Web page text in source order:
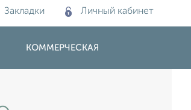
Закладки Личный кабинет
КОММЕРЧЕСКАЯ